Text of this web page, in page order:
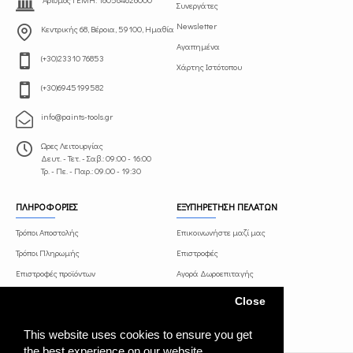
This website uses cookies to ensure you get
Close
Κεντρικής 68, Βέροια, 59100, Ημαθία
(+30)23310 76853
(+30)6945199582
info@paints-tools.gr
Ωρες Λειτουργίας
Δευτ. - Τετ. - Σαβ.: 09:00 - 16:00
Τρ. - Πε. - Παρ.: 09.00 - 19:30
Συνεργάτες
Newsletter
Αγαπημένα
Χάρτης Ιστότοπου
ΠΛΗΡΟΦΟΡΙΕΣ
Τρόποι Αποστολής
Τρόποι Πληρωμής
Επιστροφές προϊόντων
ΕΞΥΠΗΡΕΤΗΣΗ ΠΕΛΑΤΩΝ
Επικοινωνήστε μαζί μας
Επιστροφές
Αγορά Δωροεπιταγής